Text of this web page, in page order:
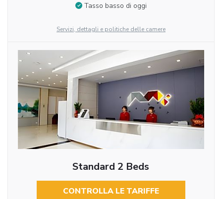
Tasso basso di oggi
Servizi, dettagli e politiche delle camere
Standard 2 Beds
CONTROLLA LE TARIFFE